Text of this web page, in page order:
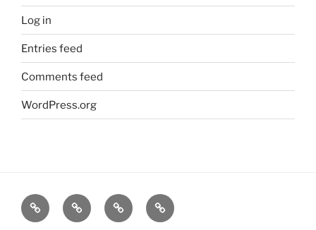
Log in
Entries feed
Comments feed
WordPress.org
大
輔
姫
の
旅
レ
笑
う